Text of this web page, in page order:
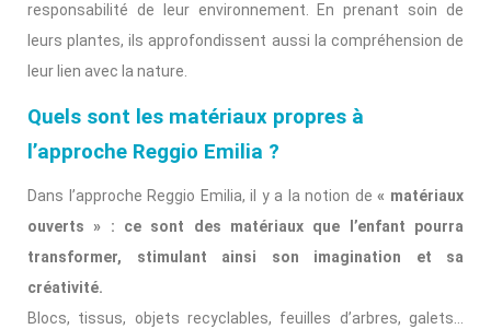
responsabilité de leur environnement. En prenant soin de
leurs plantes, ils approfondissent aussi la compréhension de
leur lien avec la nature.
Quels sont les matériaux propres à
l’approche Reggio Emilia ?
Dans l’approche Reggio Emilia, il y a la notion de« matériaux
ouverts » : ce sont des matériaux que l’enfant pourra
transformer, stimulant ainsi son imagination et sa
créativité.
Blocs, tissus, objets recyclables, feuilles d’arbres, galets…